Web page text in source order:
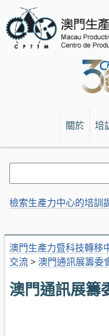
關於 培
澳門生產力暨科技轉移
交流> 澳門通訊展籌委
澳門通訊展籌
檢索生產力中心的培訓